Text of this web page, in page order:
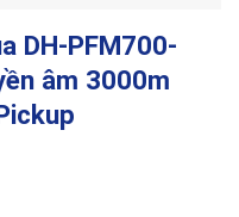
DH-PFM700-
âm 3000m